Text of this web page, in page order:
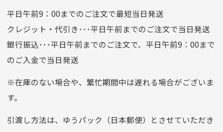
口座番号
0776226
口座名義
株式会社一条
クレジットカード
選びいただけない場合がございます。
平日午前9：00までのご注文で最短当日発送
クレジット・代引き･･･平日午前までのご注文で当日発送
銀行振込･･･平日午前までのご注文で、平日午前9：00まで
のご入金で当日発送
※在庫のない場合や、繁忙期間中は遅れる場合がございま
す。
引渡し方法は、ゆうパック（日本郵便）とさせていただき